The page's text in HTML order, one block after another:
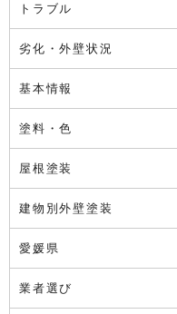
トラブル
劣化・外壁状況
基本情報
塗料・色
屋根塗装
建物別外壁塗装
愛媛県
業者選び